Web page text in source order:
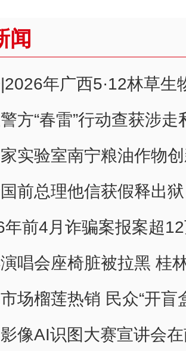
闻
年广西5·12林草生
方“春雷”行动查获涉
实验室南宁粮油作物
前总理他信获假释出狱
前4月诈骗案报案超
唱会座椅脏被拉黑 桂
场榴莲热销 民众“开盲
像AI识图大赛宣讲会